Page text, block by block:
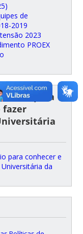
de
2019
2023
PROEX
para
fazer
para conhecer e
da